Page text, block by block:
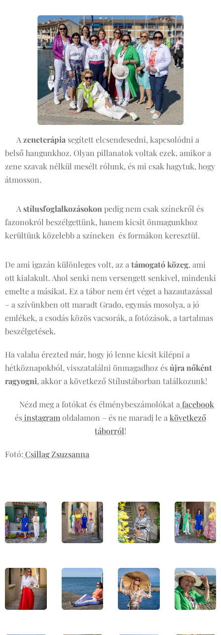
🎶 A zeneterápia segített elcsendesedni, kapcsolódni a
belső hangunkhoz. Olyan pillanatok voltak ezek, amikor a
zene szavak nélkül mesélt rólunk, és mi csak hagytuk, hogy
átmosson.
👗 A stílusfoglalkozásokon pedig nem csak színekről és
fazonokról beszélgettünk, hanem kicsit önmagunkhoz
kerültünk közelebb a színeken és formákon keresztül.
De ami igazán különleges volt, az a támogató közeg, ami
ott kialakult. Ahol senki nem versengett senkivel, mindenki
emelte a másikat. Ez a tábor nem ért véget a hazautazással
– a szívünkben ott maradt Grado, egymás mosolya, a jó
emlékek, a csodás közös vacsorák, a fotózások, a tartalmas
beszélgetések.
Ha valaha érezted már, hogy jó lenne kicsit kilépni a
hétköznapokból, visszatalálni önmagadhoz ésújra nőként
ragyogni, akkor a következő Stílustáborban találkozunk!
📸 Nézd meg a fotókat és élménybeszámolókat a facebook
ésinstagram oldalamon – és ne maradj le a következő
táborról!
Fotó: Csillag Zsuzsanna